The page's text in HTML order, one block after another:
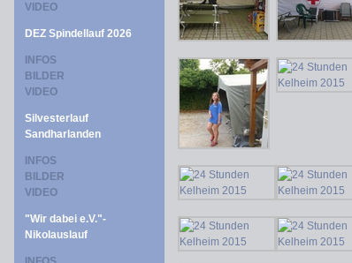
VIDEO
DEZ Spindellauf 2026
INFOS
BILDER
VIDEO
Silvesterlauf
Sandharlanden
INFOS
BILDER
VIDEO
"Wir dabei e.V."-
Nikolauslauf